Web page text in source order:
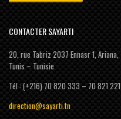
CONTACTER SAYARTI
20, rue Tabriz 2037 Ennasr 1, Ariana,
Tunis – Tunisie
Tél : (+216) 70 820 333 – 70 821 221
direction@sayarti.tn